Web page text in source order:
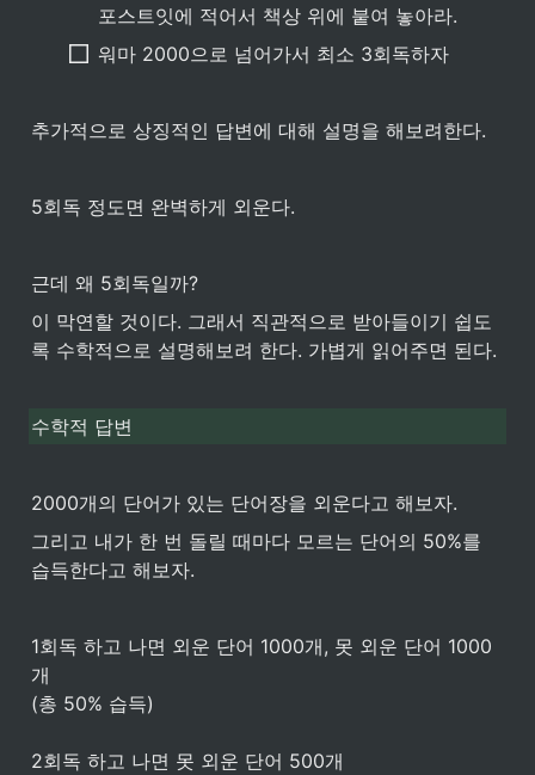
포스트잇에 적어서 책상 위에 붙여 놓아라.
워마 2000으로 넘어가서 최소 3회독하자
추가적으로 상징적인 답변에 대해 설명을 해보려한다.
5회독 정도면 완벽하게 외운다.
근데 왜 5회독일까?
이 막연할 것이다. 그래서 직관적으로 받아들이기 쉽도
록 수학적으로 설명해보려 한다. 가볍게 읽어주면 된다.
수학적 답변
2000개의 단어가 있는 단어장을 외운다고 해보자.
그리고 내가 한 번 돌릴 때마다 모르는 단어의 50%를
습득한다고 해보자.
1회독 하고 나면 외운 단어 1000개, 못 외운 단어 1000
개
(총 50% 습득)
2회독 하고 나면 못 외운 단어 500개